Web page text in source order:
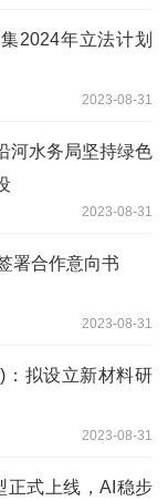
2024年立法计划
2023-08-31
水务局坚持绿色
2023-08-31
署合作意向书
2023-08-31
：拟设立新材料研
2023-08-31
正式上线，AI稳步